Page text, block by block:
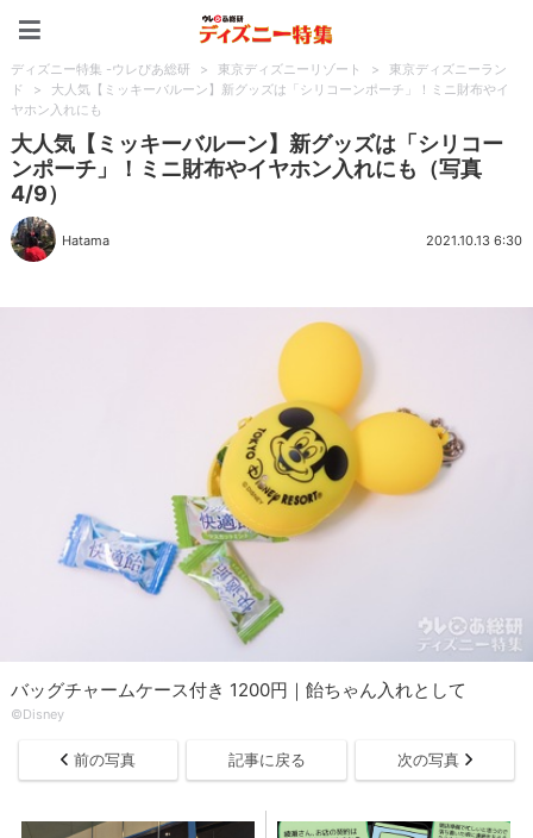
ディズニー特集 -ウレぴあ総研 > 東京ディズニーリゾート >
東京ディズニーラン
ド
>
大人気【ミッキーバルーン】新グッズは「シリコーンポーチ」！ミニ財布やイ
ヤホン入れにも
大人気【ミッキーバルーン】新グッズは「シリコー
ンポーチ」！ミニ財布やイヤホン入れにも（写真
4/9）
Hatama 2021.10.13 6:30
バッグチャームケース付き 1200円｜飴ちゃん入れとして
©Disney
前の写真 記事に戻る 次の写真